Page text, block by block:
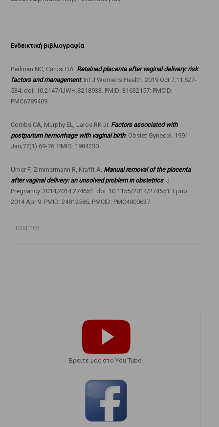
Ενδεικτική βιβλιογραφία
Perlman NC, Carusi DA. Retained placenta after vaginal delivery: risk
factors and management. Int J Womens Health. 2019 Oct 7;11:527-
534. doi: 10.2147/IJWH.S218933. PMID: 31632157; PMCID:
PMC6789409.
Combs CA, Murphy EL, Laros RK Jr. Factors associated with
postpartum hemorrhage with vaginal birth. Obstet Gynecol. 1991
Jan;77(1):69-76. PMID: 1984230.
Urner F, Zimmermann R, Krafft A. Manual removal of the placenta
after vaginal delivery: an unsolved problem in obstetrics. J
Pregnancy. 2014;2014:274651. doi: 10.1155/2014/274651. Epub
2014 Apr 9. PMID: 24812585; PMCID: PMC4000637.
ΤΟΚΕΤΟΣ
Bρείτε μας στο You Tube!